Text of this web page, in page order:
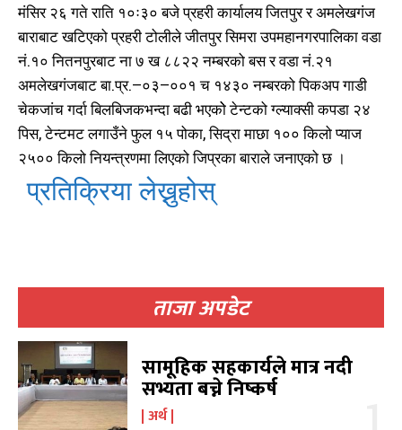
काबिलखबर एफएम सुन्नुहोस
काबिलखबर एफएम सुन्नुहोस
ताजा अपडेट
सामूहिक सहकार्यले मात्र नदी
सभ्यता बच्ने निष्कर्ष
अर्थ
मंसिर २६ गते राति १०ः३० बजे प्रहरी कार्यालय जितपुर र अमलेखगंज
बाराबाट खटिएको प्रहरी टोलीले जीतपुर सिमरा उपमहानगरपालिका वडा
नं.१० नितनपुरबाट ना ७ ख ८८२२ नम्बरको बस र वडा नं.२१
अमलेखगंजबाट बा.प्र.–०३–००१ च १४३० नम्बरको पिकअप गाडी
चेकजांच गर्दा बिलबिजकभन्दा बढी भएकोे टेन्टको ग्ल्याक्सी कपडा २४
पिस, टेन्टमट लगाउँने फुल १५ पोका, सिद्रा माछा १०० किलो प्याज
२५०० किलो नियन्त्रणमा लिएको जिप्रका बाराले जनाएको छ ।
प्रतिक्रिया लेख्नुहोस्